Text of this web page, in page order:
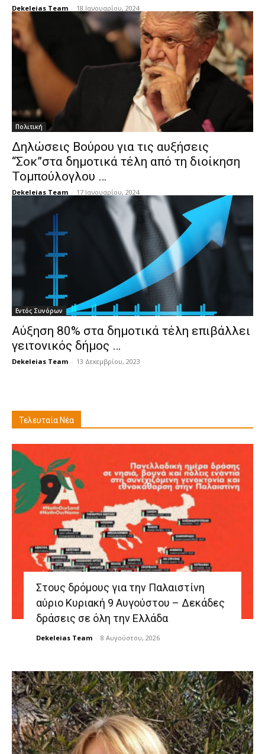
Dekeleias Team - 18 Ιανουαρίου, 2024
Πολιτική
Δηλώσεις Βούρου για τις αυξήσεις
“Σοκ”στα δημοτικά τέλη από τη διοίκηση
Τομπούλογλου …
Dekeleias Team - 17 Ιανουαρίου, 2024
Εντός Συνόρων
Αύξηση 80% στα δημοτικά τέλη επιβάλλει
γειτονικός δήμος …
Dekeleias Team - 13 Δεκεμβρίου, 2023
Τελευταία Νέα
Στους δρόμους για την Παλαιστίνη
αύριο Κυριακή 9 Αυγούστου – Δεκάδες
δράσεις σε όλη την Ελλάδα
Dekeleias Team - 8 Αυγούστου, 2026